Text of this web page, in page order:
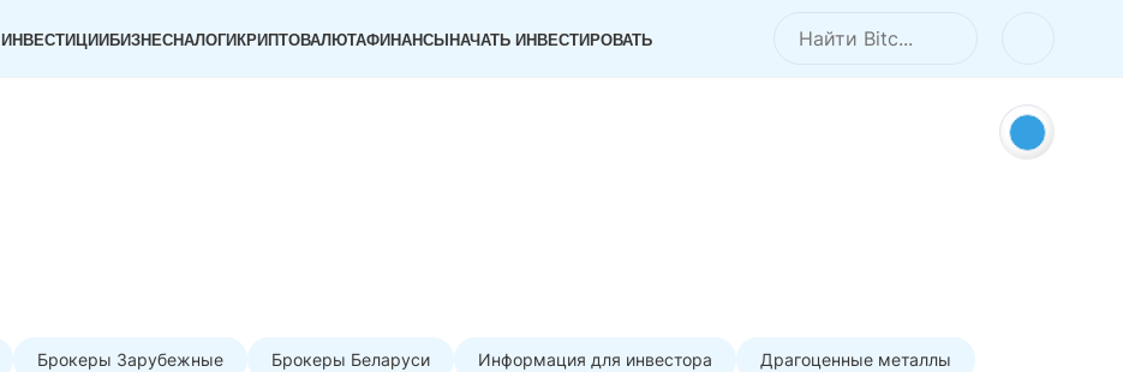
ИНВЕСТИЦИИБИЗНЕСНАЛОГИКРИПТОВАЛЮТАФИНАНСЫНАЧАТЬ ИНВЕСТИРОВАТЬ
Брокеры Зарубежные Брокеры Беларуси Информация для инвестора Драгоценные металлы